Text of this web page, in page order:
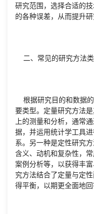
研究范围，选择合适的
的各种误差，从而提升研
二、常见的研究方法
根据研究目的和数据
要类型。定量研究方法
上的测量和分析，通常
据，并运用统计学工具
系。另一种是定性研究
含义、动机和复杂性，
案例分析等，以获得丰
究方法结合了定量与定
得平衡，以期更全面地回